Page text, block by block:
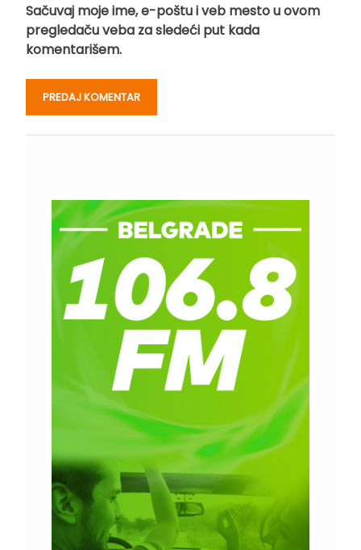
Sačuvaj moje ime, e-poštu i veb mesto u ovom
pregledaču veba za sledeći put kada
komentarišem.